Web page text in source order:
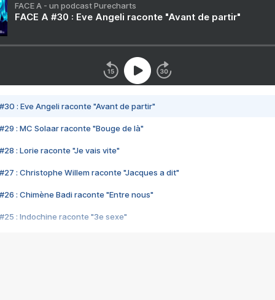
FACE A - un podcast Purecharts
FACE A #30 : Eve Angeli raconte "Avant de partir"
#30 : Eve Angeli raconte "Avant de partir"
#29 : MC Solaar raconte "Bouge de là"
#28 : Lorie raconte "Je vais vite"
#27 : Christophe Willem raconte "Jacques a dit"
#26 : Chimène Badi raconte "Entre nous"
#25 : Indochine raconte "3e sexe"